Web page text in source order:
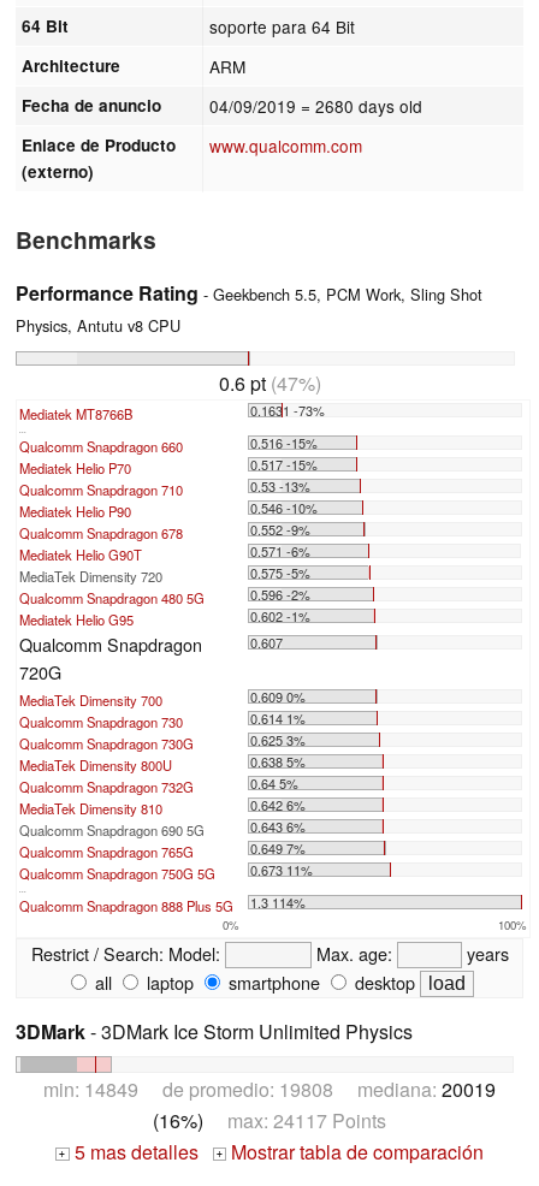
64 Bit soporte para 64 Bit
Architecture ARM
Fecha de anuncio 04/09/2019 = 2680 days old
Enlace de Producto
(externo)
www.qualcomm.com
Benchmarks
Performance Rating - Geekbench 5.5, PCM Work, Sling Shot
Physics, Antutu v8 CPU
0.6 pt(47%)
Mediatek MT8766B 0.1631 -73%
Qualcomm Snapdragon 660
0.516 -15%
Mediatek Helio P70
0.517 -15%
Qualcomm Snapdragon 710
0.53 -13%
Mediatek Helio P90
0.546 -10%
Qualcomm Snapdragon 678
0.552 -9%
Mediatek Helio G90T
0.571 -6%
MediaTek Dimensity 720
0.575 -5%
Qualcomm Snapdragon 480 5G
0.596 -2%
Mediatek Helio G95
0.602 -1%
Qualcomm Snapdragon
720G
0.607
MediaTek Dimensity 700
0.609 0%
Qualcomm Snapdragon 730
0.614 1%
Qualcomm Snapdragon 730G
0.625 3%
MediaTek Dimensity 800U
0.638 5%
Qualcomm Snapdragon 732G
0.64 5%
MediaTek Dimensity 810
0.642 6%
Qualcomm Snapdragon 690 5G
0.643 6%
Qualcomm Snapdragon 765G
0.649 7%
Qualcomm Snapdragon 750G 5G
0.673 11%
Qualcomm Snapdragon 888 Plus 5G 1.3 114%
0% 100%
Restrict / Search: Model: Max. age:
years
all
laptop smartphone desktop
3DMark- 3DMark Ice Storm Unlimited Physics
min: 14849 de promedio: 19808 mediana: 20019
(16%) max: 24117 Points
+ 5 mas detalles +
Mostrar tabla de comparación